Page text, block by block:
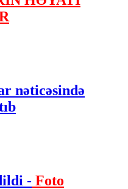
nəticəsində
- Foto